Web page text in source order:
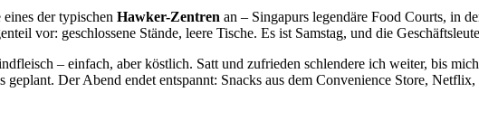
der typischen Hawker-Zentren an – Singapurs legendäre Food Courts, in
vor: geschlossene Stände, leere Tische. Es ist Samstag, und die
– einfach, aber köstlich. Satt und zufrieden schlendere ich weiter, bis
geplant. Der Abend endet entspannt: Snacks aus dem Convenience Store,